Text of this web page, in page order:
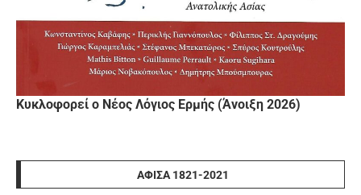
Κυκλοφορεί ο Νέος Λόγιος Ερμής (Άνοιξη 2026)
ΑΦΊΣΑ 1821-2021